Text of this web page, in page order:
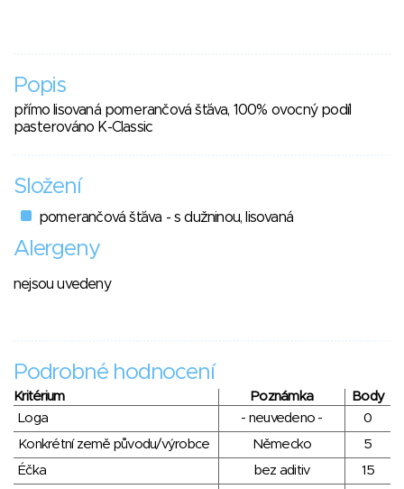
Popis
přímo lisovaná pomerančová šťáva, 100% ovocný podíl
pasterováno K-Classic
Složení
pomerančová šťáva - s dužninou, lisovaná
Alergeny
nejsou uvedeny
Podrobné hodnocení
Kritérium Poznámka
Body
Loga
- neuvedeno -
0
Konkrétní země původu/výrobce
Německo
5
Éčka
bez aditiv 15